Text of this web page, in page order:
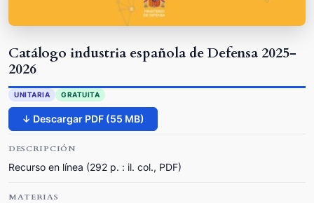
Catálogo industria española de Defensa 2025-
2026
UNITARIA GRATUITA
↓ Descargar PDF (55 MB)
DESCRIPCIÓN
Recurso en línea (292 p. : il. col., PDF)
MATERIAS